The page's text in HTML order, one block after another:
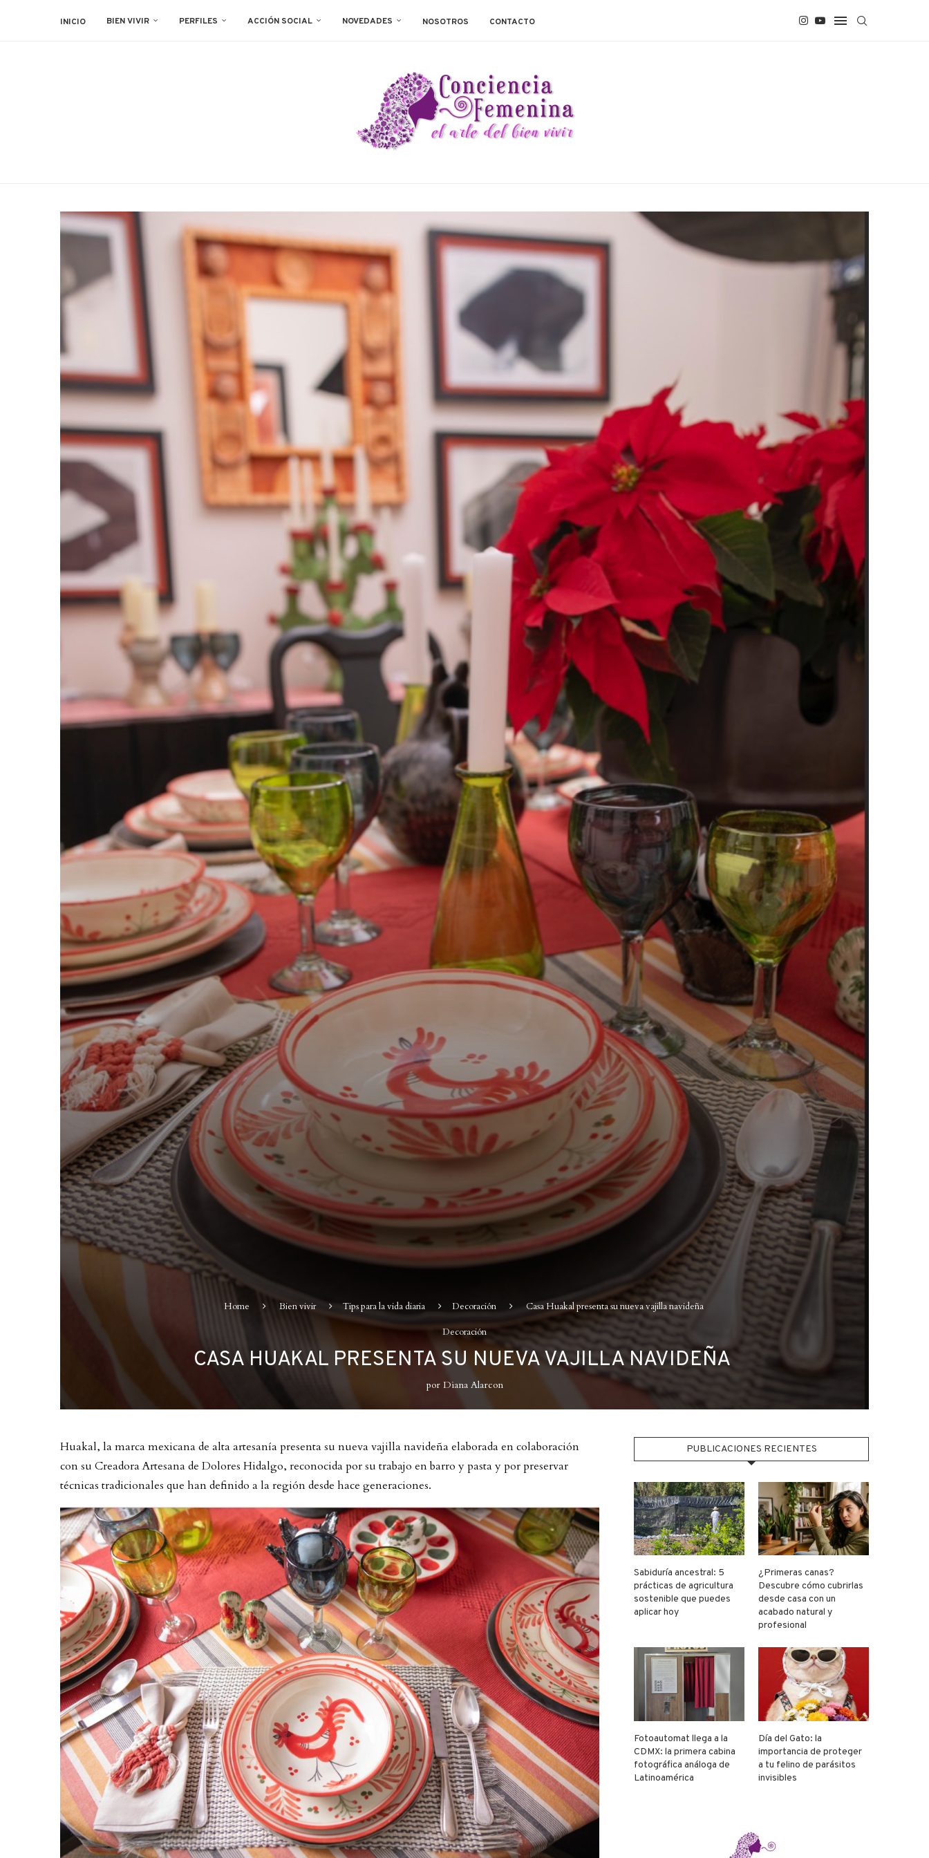
INICIO BIEN VIVIR PERFILES ACCIÓN SOCIAL NOVEDADES NOSOTROS CONTACTO
Home Bien vivir Tips para la vida diaria Decoración Casa Huakal presenta su nueva vajilla navideña
Decoración
CASA HUAKAL PRESENTA SU NUEVA VAJILLA NAVIDEÑA
por Diana Alarcon
Huakal, la marca mexicana de alta artesanía presenta su nueva vajilla navideña elaborada en colaboración
con su Creadora Artesana de Dolores Hidalgo, reconocida por su trabajo en barro y pasta y por preservar
técnicas tradicionales que han definido a la región desde hace generaciones.
PUBLICACIONES RECIENTES
Sabiduría ancestral: 5
prácticas de agricultura
sostenible que puedes
aplicar hoy
¿Primeras canas?
Descubre cómo cubrirlas
desde casa con un
acabado natural y
profesional
Fotoautomat llega a la
CDMX: la primera cabina
fotográfica análoga de
Latinoamérica
Día del Gato: la
importancia de proteger
a tu felino de parásitos
invisibles